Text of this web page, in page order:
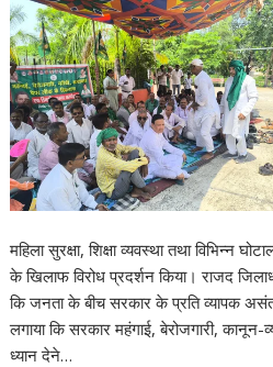
महिला सुरक्षा, शिक्षा व्यवस्था तथा विभिन्न
के खिलाफ विरोध प्रदर्शन किया। राजद
कि जनता के बीच सरकार के प्रति व्यापक
लगाया कि सरकार महंगाई, बेरोजगारी, कानून-
ध्यान देने…